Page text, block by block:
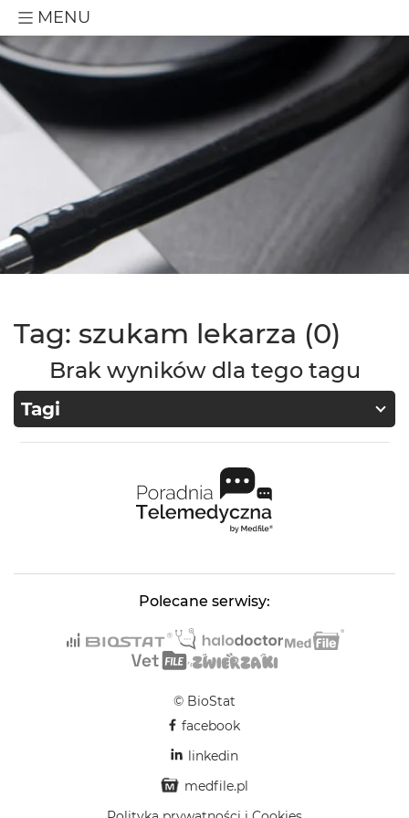
MENU
Tag: szukam lekarza (0)
Brak wyników dla tego tagu
Tagi
Polecane serwisy:
© BioStat
facebook
linkedin
medfile.pl